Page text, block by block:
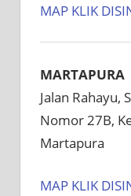
MAP KLIK
MARTAPURA
Jalan Rahayu,
Nomor 27B,
Martapura
MAP KLIK